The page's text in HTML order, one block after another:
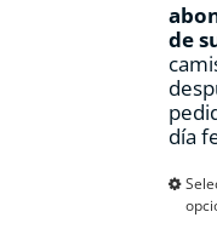
de
día